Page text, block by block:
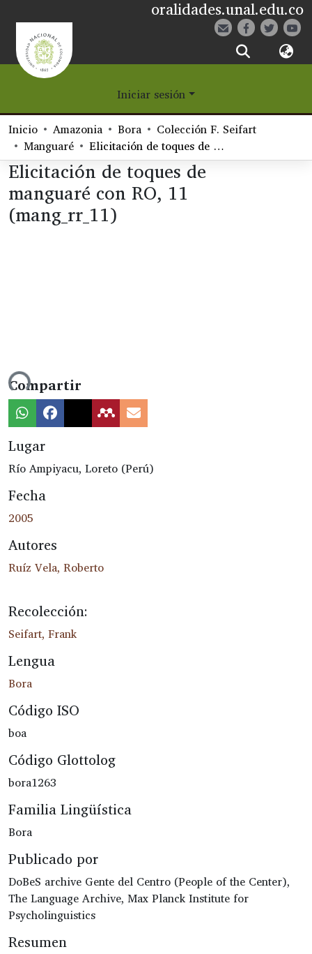
oralidades.unal.edu.co
¿Qué es Eetane?
Comunidades
Navegar
Estadísticas
Iniciar sesión
Inicio
Amazonia Bora
Colección F. Seifart
Manguaré
Elicitación de toques de manguaré con RO, 11 (mang_rr_11)
Elicitación de toques de
manguaré con RO, 11
(mang_rr_11)
Compartir
Lugar
Río Ampiyacu, Loreto (Perú)
Fecha
2005
Autores
Ruíz Vela, Roberto
Recolección:
Seifart, Frank
Lengua
Bora
Código ISO
boa
Código Glottolog
bora1263
Familia Lingüística
Bora
Publicado por
DoBeS archive Gente del Centro (People of the Center),
The Language Archive, Max Planck Institute for
Psycholinguistics
Resumen